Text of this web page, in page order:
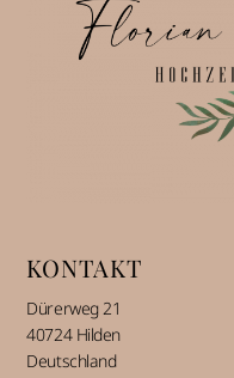
KONTAKT
Dürerweg 21
40724 Hilden
Deutschland